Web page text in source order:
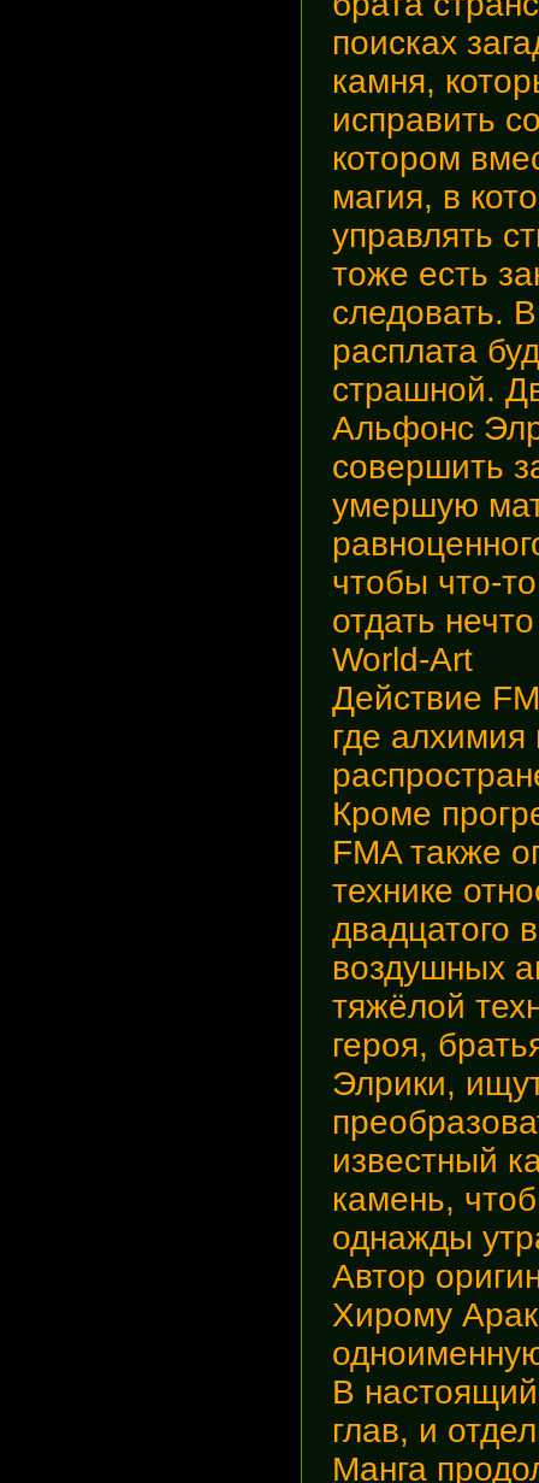
поисках
камня,
исправить
котором
магия, в
управлять
тоже есть
следовать.
расплата
страшной.
Альфонс
совершить
умершую
чтобы что-
отдать
World-Art
Действие
где
Кроме
FMA также
технике
двадцатого
воздушных
тяжёлой
героя,
Элрики,
известный
камень,
однажды
Автор
Хирому
В
глав, и
Манга